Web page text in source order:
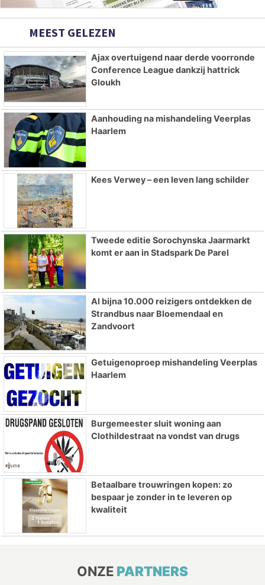
MEEST GELEZEN
Ajax overtuigend naar derde voorronde
Conference League dankzij hattrick
Gloukh
Aanhouding na mishandeling Veerplas
Haarlem
Kees Verwey – een leven lang schilder
Tweede editie Sorochynska Jaarmarkt
komt er aan in Stadspark De Parel
Al bijna 10.000 reizigers ontdekken de
Strandbus naar Bloemendaal en
Zandvoort
Getuigenoproep mishandeling Veerplas
Haarlem
Burgemeester sluit woning aan
Clothildestraat na vondst van drugs
Betaalbare trouwringen kopen: zo
bespaar je zonder in te leveren op
kwaliteit
ONZE PARTNERS